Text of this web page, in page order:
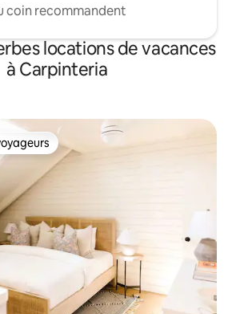
coin recommandent
locations de vacances
à Carpinteria
parmi les plus aimés